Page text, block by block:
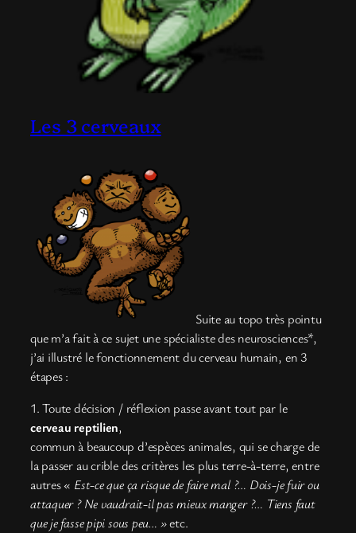
Les 3 cerveaux
Suite au topo très pointu
que m’a fait à ce sujet une spécialiste des neurosciences*,
j’ai illustré le fonctionnement du cerveau humain, en 3
étapes :
1. Toute décision / réflexion passe avant tout par le
cerveau reptilien,
commun à beaucoup d’espèces animales, qui se charge de
la passer au crible des critères les plus terre-à-terre, entre
autres « Est-ce que ça risque de faire mal ?… Dois-je fuir ou
attaquer ? Ne vaudrait-il pas mieux manger ?… Tiens faut
que je fasse pipi sous peu… »etc.